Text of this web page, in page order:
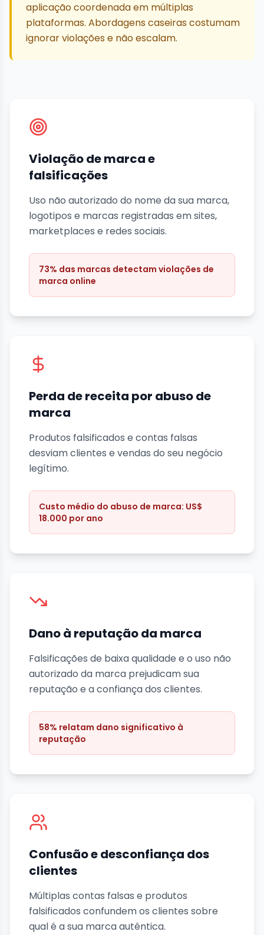
aplicação coordenada em múltiplas
plataformas. Abordagens caseiras costumam
ignorar violações e não escalam.
Violação de marca e
falsificações
Uso não autorizado do nome da sua marca,
logotipos e marcas registradas em sites,
marketplaces e redes sociais.
73% das marcas detectam violações de
marca online
Perda de receita por abuso de
marca
Produtos falsificados e contas falsas
desviam clientes e vendas do seu negócio
legítimo.
Custo médio do abuso de marca: US$
18.000 por ano
Dano à reputação da marca
Falsificações de baixa qualidade e o uso não
autorizado da marca prejudicam sua
reputação e a confiança dos clientes.
58% relatam dano significativo à
reputação
Confusão e desconfiança dos
clientes
Múltiplas contas falsas e produtos
falsificados confundem os clientes sobre
qual é a sua marca autêntica.